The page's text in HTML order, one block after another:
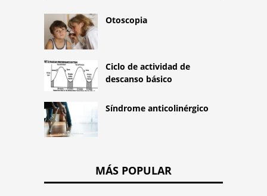
Otoscopia
Ciclo de actividad de
descanso básico
Síndrome anticolinérgico
MÁS POPULAR